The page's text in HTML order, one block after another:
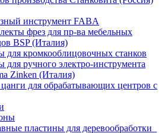
инструмент FABA
фрез для пр-ва мебельных
BSP (Италия)
для кромкооблицовочных станков
для ручного электро-инструмента
Zinken (Италия)
для обрабатывающих центров с
пластины для деревообработки